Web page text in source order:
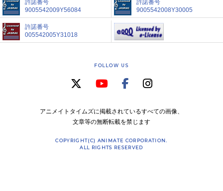
許諾番号
9005542009Y56084
許諾番号
9005542008Y30005
許諾番号
005542005Y31018
FOLLOW US
アニメイトタイムズに掲載されているすべての画像、
文章等の無断転載を禁じます
COPYRIGHT(C) ANIMATE CORPORATION.
ALL RIGHTS RESERVED